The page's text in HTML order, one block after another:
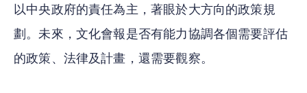
以中央政府的責任為主，著眼於大方向的政策規
劃。未來，文化會報是否有能力協調各個需要評估
的政策、法律及計畫，還需要觀察。